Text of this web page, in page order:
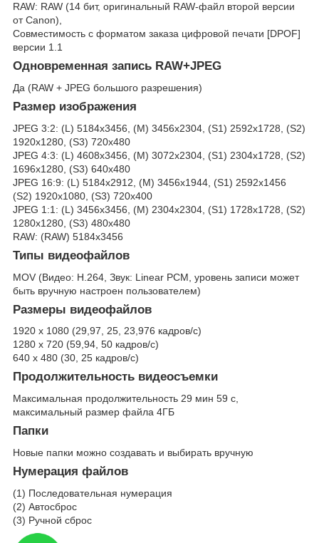
RAW: RAW (14 бит, оригинальный RAW-файл второй версии
от Canon),
Совместимость с форматом заказа цифровой печати [DPOF]
версии 1.1
Одновременная запись RAW+JPEG
Да (RAW + JPEG большого разрешения)
Размер изображения
JPEG 3:2: (L) 5184x3456, (M) 3456x2304, (S1) 2592x1728, (S2)
1920x1280, (S3) 720x480
JPEG 4:3: (L) 4608x3456, (M) 3072x2304, (S1) 2304x1728, (S2)
1696x1280, (S3) 640x480
JPEG 16:9: (L) 5184x2912, (M) 3456x1944, (S1) 2592x1456
(S2) 1920x1080, (S3) 720x400
JPEG 1:1: (L) 3456x3456, (M) 2304x2304, (S1) 1728x1728, (S2)
1280x1280, (S3) 480x480
RAW: (RAW) 5184x3456
Типы видеофайлов
MOV (Видео: H.264, Звук: Linear PCM, уровень записи может
быть вручную настроен пользователем)
Размеры видеофайлов
1920 x 1080 (29,97, 25, 23,976 кадров/с)
1280 x 720 (59,94, 50 кадров/с)
640 x 480 (30, 25 кадров/с)
Продолжительность видеосъемки
Максимальная продолжительность 29 мин 59 c,
максимальный размер файла 4ГБ
Папки
Новые папки можно создавать и выбирать вручную
Нумерация файлов
(1) Последовательная нумерация
(2) Автосброс
(3) Ручной сброс